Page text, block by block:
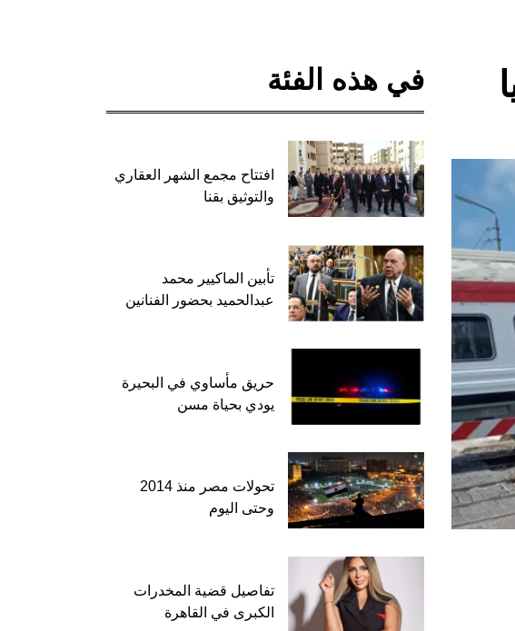
في هذه الفئة
افتتاح مجمع الشهر العقاري
والتوثيق بقنا
تأبين الماكيير محمد
عبدالحميد بحضور الفنانين
حريق مأساوي في البحيرة
يودي بحياة مسن
تحولات مصر منذ 2014
وحتى اليوم
تفاصيل قضية المخدرات
الكبرى في القاهرة